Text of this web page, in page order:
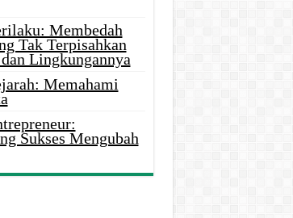
Membedah
Tak Terpisahkan
Lingkungannya
Memahami
Sukses Mengubah